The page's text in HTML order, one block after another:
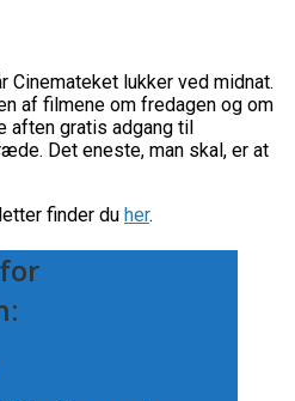
Cinemateket lukker ved midnat.
af filmene om fredagen og om
aften gratis adgang til
Det eneste, man skal, er at
finder du her.